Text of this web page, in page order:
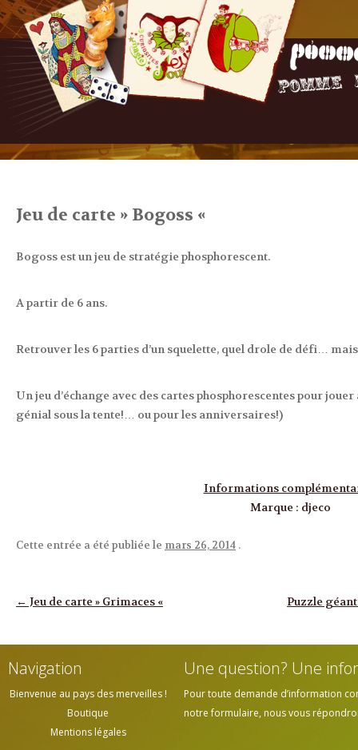
Jeu de carte » Bogoss «
Bogoss est un jeu de stratégie phosphorescent.
A partir de 6 ans.
Retrouver les 6 parties d’un squelette, quel drole de défi…
Un jeu d’échange avec des cartes phosphorescentes pour
génial sous la tente!… ou pour les anniversaires!)
Informations
Marque : djeco
Cette entrée a été publiée le mars 26, 2014 .
Navigation des articles
← Jeu de carte » Grimaces « Puzzle
Navigation
Bienvenue au pays des merveilles !
Boutique
Mentions légales
Une question? Une
Pour toute demande d’information
notre formulaire, nous vous